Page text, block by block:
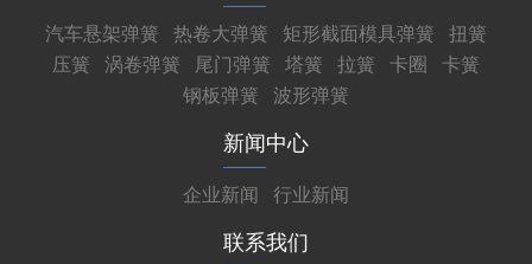
汽车悬架弹簧 热卷大弹簧 矩形截面模具弹簧
扭簧
压簧
涡卷弹簧 尾门弹簧 塔簧 拉簧 卡圈
卡簧
钢板弹簧
波形弹簧
新闻中心
企业新闻 行业新闻
联系我们